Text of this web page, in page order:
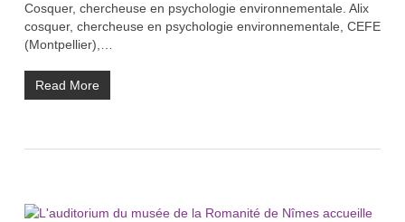
Cosquer, chercheuse en psychologie environnementale. Alix
cosquer, chercheuse en psychologie environnementale, CEFE
(Montpellier),…
Read More